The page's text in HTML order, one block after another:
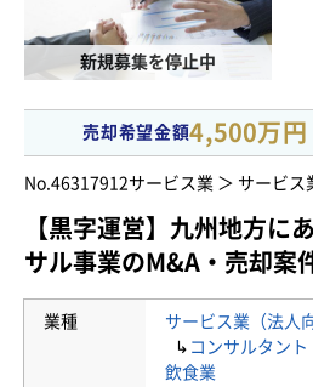
新規募集を停止中
売却希望金額4,500万円
No.46317912サービス業 ＞ サービス
【黒字運営】九州地方に
サル事業のM&A・売却案
業種
サービス業（法人
↳ コンサルタント
飲食業